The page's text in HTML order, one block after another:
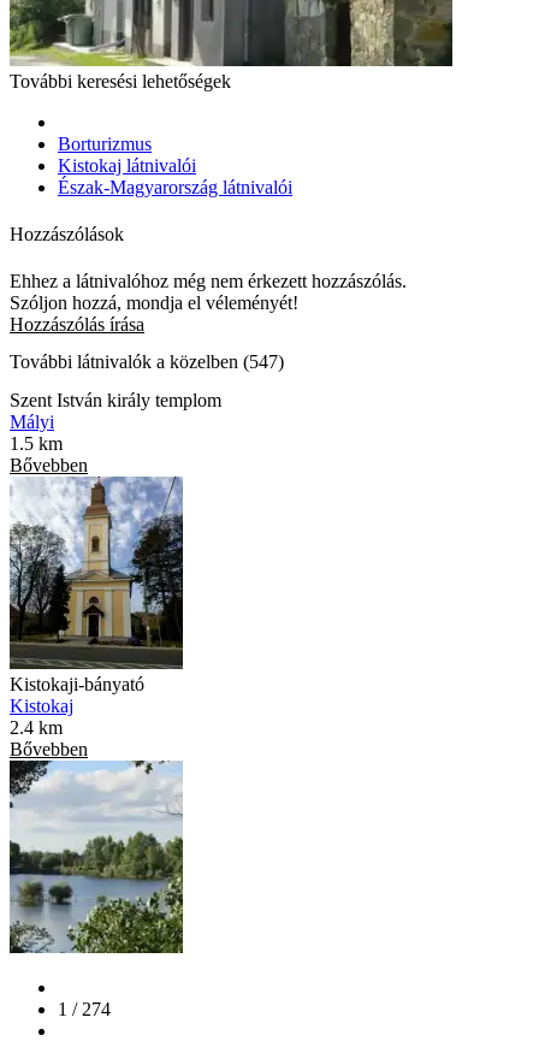
További keresési lehetőségek
Borturizmus
Kistokaj látnivalói
Észak-Magyarország látnivalói
Hozzászólások
Ehhez a látnivalóhoz még nem érkezett hozzászólás.
Szóljon hozzá, mondja el véleményét!
Hozzászólás írása
További látnivalók a közelben (547)
Szent István király templom
Mályi
1.5 km
Bővebben
Kistokaji-bányató
Kistokaj
2.4 km
Bővebben
1 / 274